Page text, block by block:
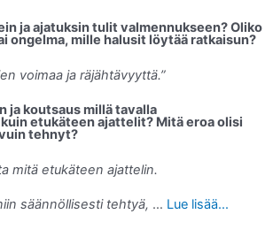
ja ajatuksin tulit valmennukseen? Oliko
ongelma, mille halusit löytää ratkaisun?
voimaa ja räjähtävyyttä.”
ja koutsaus millä tavalla
etukäteen ajattelit? Mitä eroa olisi
tehnyt?
mitä etukäteen ajattelin.
säännöllisesti tehtyä, … Lue lisää...